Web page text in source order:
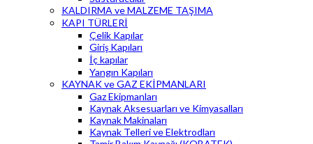
KALDIRMA ve MALZEME TAŞIMA
KAPI TÜRLERİ
Çelik Kapılar
Giriş Kapıları
İç kapılar
Yangın Kapıları
KAYNAK ve GAZ EKİPMANLARI
Gaz Ekipmanları
Kaynak Aksesuarları ve Kimyasalları
Kaynak Makinaları
Kaynak Telleri ve Elektrodları